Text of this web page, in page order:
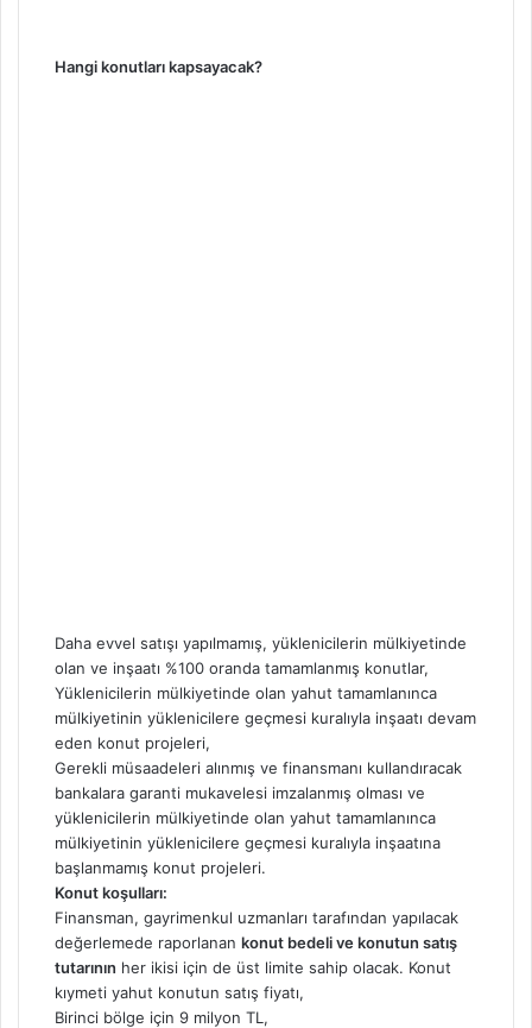
Hangi konutları kapsayacak?
Daha evvel satışı yapılmamış, yüklenicilerin mülkiyetinde
olan ve inşaatı %100 oranda tamamlanmış konutlar,
Yüklenicilerin mülkiyetinde olan yahut tamamlanınca
mülkiyetinin yüklenicilere geçmesi kuralıyla inşaatı devam
eden konut projeleri,
Gerekli müsaadeleri alınmış ve finansmanı kullandıracak
bankalara garanti mukavelesi imzalanmış olması ve
yüklenicilerin mülkiyetinde olan yahut tamamlanınca
mülkiyetinin yüklenicilere geçmesi kuralıyla inşaatına
başlanmamış konut projeleri.
Konut koşulları:
Finansman, gayrimenkul uzmanları tarafından yapılacak
değerlemede raporlanan konut bedeli ve konutun satış
tutarının her ikisi için de üst limite sahip olacak. Konut
kıymeti yahut konutun satış fiyatı,
Birinci bölge için 9 milyon TL,